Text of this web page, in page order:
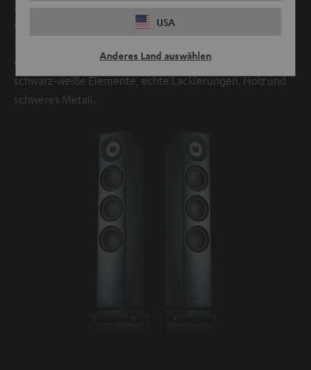
USA
Anderes Land auswählen
allem akustischer Natur. Die Definion 3 lässt auch in einer
schmalen Raumecke optimal positionieren, auch dank der
nach unten geöffneten Bassreflexkanäle. Die Definion 3 ist
dabei ein wahrer Hingucker: kontrastreiches Design,
schwarz-weiße Elemente, echte Lackierungen, Holz und
schweres Metall.